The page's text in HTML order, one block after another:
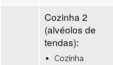
Cozinha 2
(alvéolos de
tendas):
Cozinha